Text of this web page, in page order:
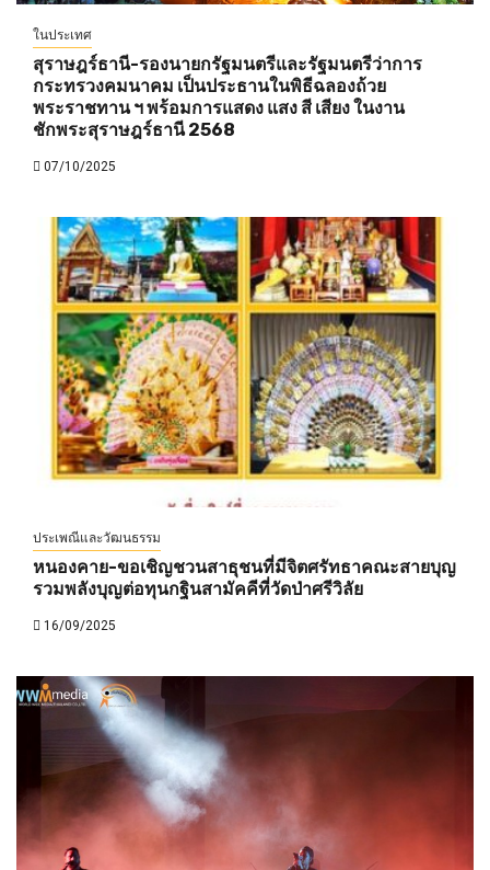
ในประเทศ
สุราษฎร์ธานี-รองนายกรัฐมนตรีและรัฐมนตรีว่าการ
กระทรวงคมนาคม เป็นประธานในพิธีฉลองถ้วย
พระราชทาน ฯ พร้อมการแสดง แสง สี เสียง ในงาน
ชักพระสุราษฎร์ธานี 2568
07/10/2025
ประเพณีและวัฒนธรรม
หนองคาย-ขอเชิญชวนสาธุชนที่มีจิตศรัทธาคณะสายบุญ
รวมพลังบุญต่อทุนกฐินสามัคคีที่วัดป่าศรีวิลัย
16/09/2025